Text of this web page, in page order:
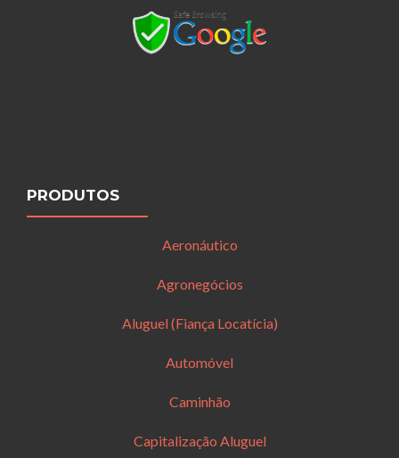
PRODUTOS
Aeronáutico
Agronegócios
Aluguel (Fiança Locatícia)
Automóvel
Caminhão
Capitalização Aluguel